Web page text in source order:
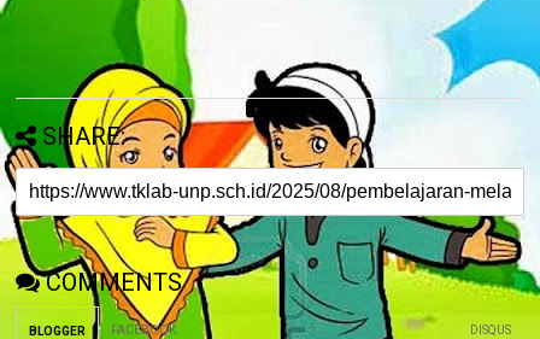
SHARE:
COMMENTS
BLOGGER FACEBOOK: DISQUS